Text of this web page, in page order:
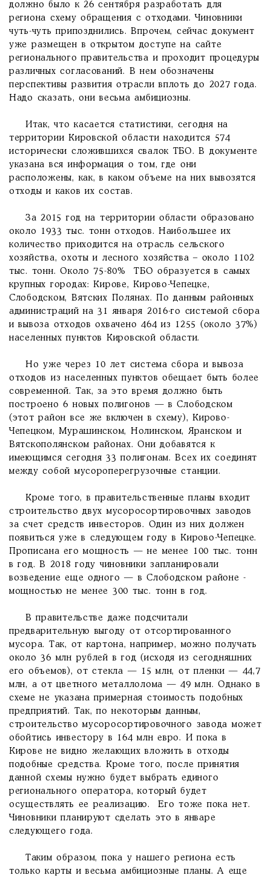
должно было к 26 сентября разработать для
региона схему обращения с отходами. Чиновники
чуть-чуть припозднились. Впрочем, сейчас документ
уже размещен в открытом доступе на сайте
регионального правительства и проходит процедуры
различных согласований. В нем обозначены
перспективы развития отрасли вплоть до 2027 года.
Надо сказать, они весьма амбициозны.
Итак, что касается статистики, сегодня на
территории Кировской области находится 574
исторически сложившихся свалок ТБО. В документе
указана вся информация о том, где они
расположены, как, в каком объеме на них вывозятся
отходы и каков их состав.
За 2015 год на территории области образовано
около 1933 тыс. тонн отходов. Наибольшее их
количество приходится на отрасль сельского
хозяйства, охоты и лесного хозяйства – около 1102
тыс. тонн. Около 75-80% ТБО образуется в самых
крупных городах: Кирове, Кирово-Чепецке,
Слободском, Вятских Полянах. По данным районных
администраций на 31 января 2016-го системой сбора
и вывоза отходов охвачено 464 из 1255 (около 37%)
населенных пунктов Кировской области.
Но уже через 10 лет система сбора и вывоза
отходов из населенных пунктов обещает быть более
современной. Так, за это время должно быть
построено 6 новых полигонов — в Слободском
(этот район все же включен в схему), Кирово-
Чепецком, Мурашинском, Нолинском, Яранском и
Вятскополянском районах. Они добавятся к
имеющимся сегодня 33 полигонам. Всех их соединят
между собой мусороперегрузочные станции.
Кроме того, в правительственные планы входит
строительство двух мусоросортировочных заводов
за счет средств инвесторов. Один из них должен
появиться уже в следующем году в Кирово-Чепецке.
Прописана его мощность — не менее 100 тыс. тонн
в год. В 2018 году чиновники запланировали
возведение еще одного — в Слободском районе -
мощностью не менее 300 тыс. тонн в год.
В правительстве даже подсчитали
предварительную выгоду от отсортированного
мусора. Так, от картона, например, можно получать
около 36 млн рублей в год (исходя из сегодняшних
его объемов), от стекла — 15 млн, от пленки — 44,7
млн, а от цветного металлолома — 49 млн. Однако в
схеме не указана примерная стоимость подобных
предприятий. Так, по некоторым данным,
строительство мусоросортировочного завода может
обойтись инвестору в 164 млн евро. И пока в
Кирове не видно желающих вложить в отходы
подобные средства. Кроме того, после принятия
данной схемы нужно будет выбрать единого
регионального оператора, который будет
осуществлять ее реализацию. Его тоже пока нет.
Чиновники планируют сделать это в январе
следующего года.
Таким образом, пока у нашего региона есть
только карты и весьма амбициозные планы. А еще